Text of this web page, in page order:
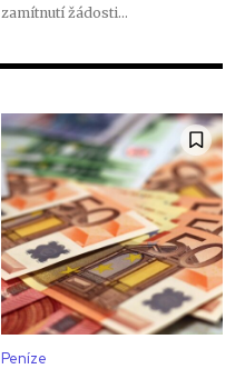
zamítnutí žádosti...
Peníze